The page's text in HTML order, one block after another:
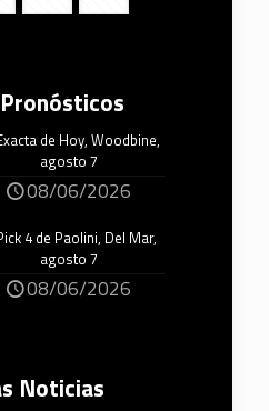
de Hoy, Woodbine,
agosto 7
08/06/2026
4 de Paolini, Del Mar,
agosto 7
08/06/2026
Noticias